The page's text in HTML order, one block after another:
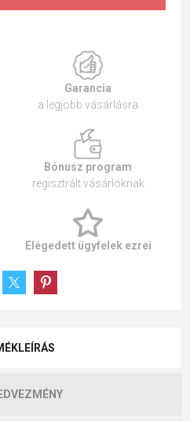
Garancia
a legjobb vásárlásra
Bónusz program
regisztrált vásárlóknak
Elégedett ügyfelek ezrei